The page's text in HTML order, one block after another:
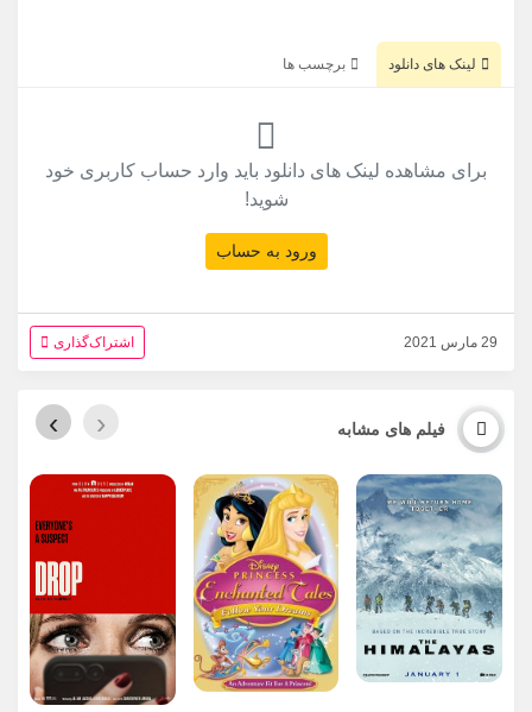
لینک های دانلود برچسب ها
برای مشاهده لینک های دانلود باید وارد حساب کاربری خود
شوید!
ورود به حساب
29 مارس 2021 اشتراک‌گذاری
فیلم های مشابه ‹
›